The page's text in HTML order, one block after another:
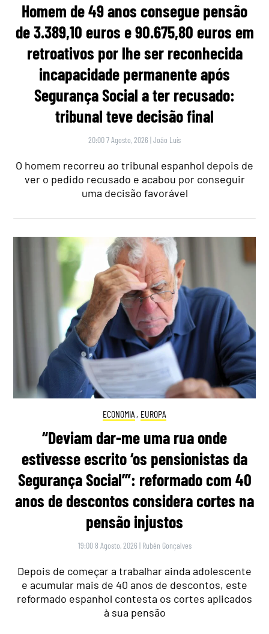
Homem de 49 anos consegue pensão
de 3.389,10 euros e 90.675,80 euros em
retroativos por lhe ser reconhecida
incapacidade permanente após
Segurança Social a ter recusado:
tribunal teve decisão final
20:00 7 Agosto, 2026 |João Luís
O homem recorreu ao tribunal espanhol depois de
ver o pedido recusado e acabou por conseguir
uma decisão favorável
ECONOMIA , EUROPA
“Deviam dar-me uma rua onde
estivesse escrito ‘os pensionistas da
Segurança Social’”: reformado com 40
anos de descontos considera cortes na
pensão injustos
19:00 8 Agosto, 2026 | Rubén Gonçalves
Depois de começar a trabalhar ainda adolescente
e acumular mais de 40 anos de descontos, este
reformado espanhol contesta os cortes aplicados
à sua pensão